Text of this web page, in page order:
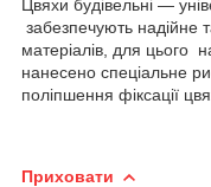
Цвяхи будівельні —
забезпечують надійне
матеріалів, для цього
нанесено спеціальне
поліпшення фіксації
Приховати